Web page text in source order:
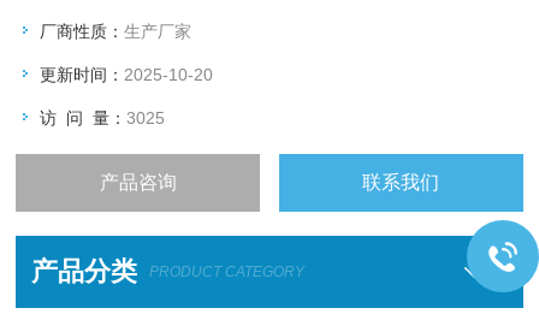
厂商性质：生产厂家
更新时间： 2025-10-20
访 问 量：3025
产品咨询 联系我们
产品分类 PRODUCT CATEGORY